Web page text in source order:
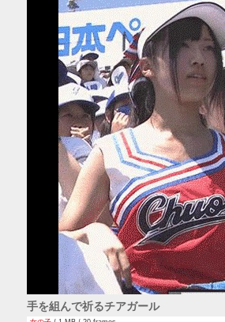
手を組んで祈るチアガール